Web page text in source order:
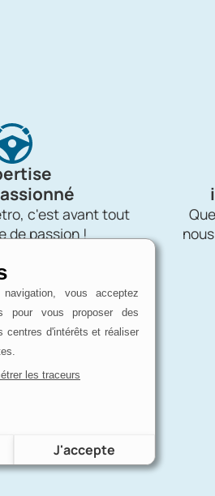
c'est avant tout
de passion !
vous acceptez
pour vous proposer des
centres d'intérêts et réaliser
les traceurs
J'accepte